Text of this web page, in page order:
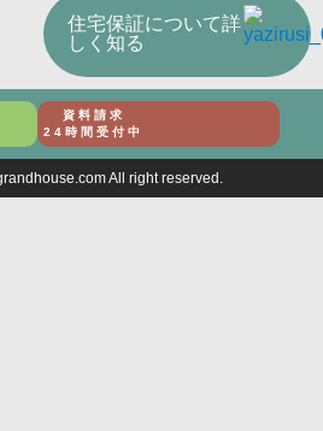
住宅保証について詳
しく知る
資料請求
24時間受付中
All right reserved.